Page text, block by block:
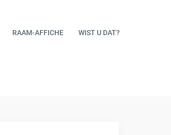
RAAM-AFFICHE WIST U DAT?